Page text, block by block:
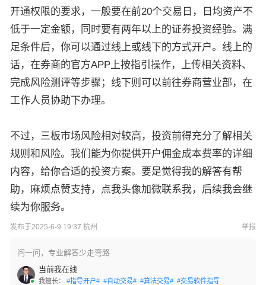
开通权限的要求，一般要在前20个交易日，日均资产不
低于一定金额，同时要有两年以上的证券投资经验。满
足条件后，你可以通过线上或线下的方式开户。线上的
话，在券商的官方APP上按指引操作，上传相关资料、
完成风险测评等步骤；线下则可以前往券商营业部，在
工作人员协助下办理。
不过，三板市场风险相对较高，投资前得充分了解相关
规则和风险。我们能为你提供开户佣金成本费率的详细
内容，给你合适的投资方案。要是觉得我的解答有帮
助，麻烦点赞支持，点我头像加微联系我，后续我会继
续为你服务。
发布于2025-6-9 19:37 杭州 举报
问一问，专业解答少走弯路
当前我在线
我擅长： #指导开户# #自动交易# #算法交易# #交易软件指导#